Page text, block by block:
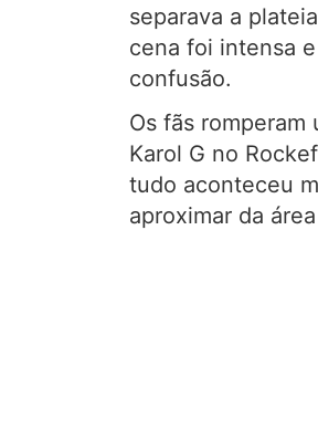
separava a
cena foi intensa
confusão.
Os fãs romperam
Karol G no
tudo aconteceu
aproximar da